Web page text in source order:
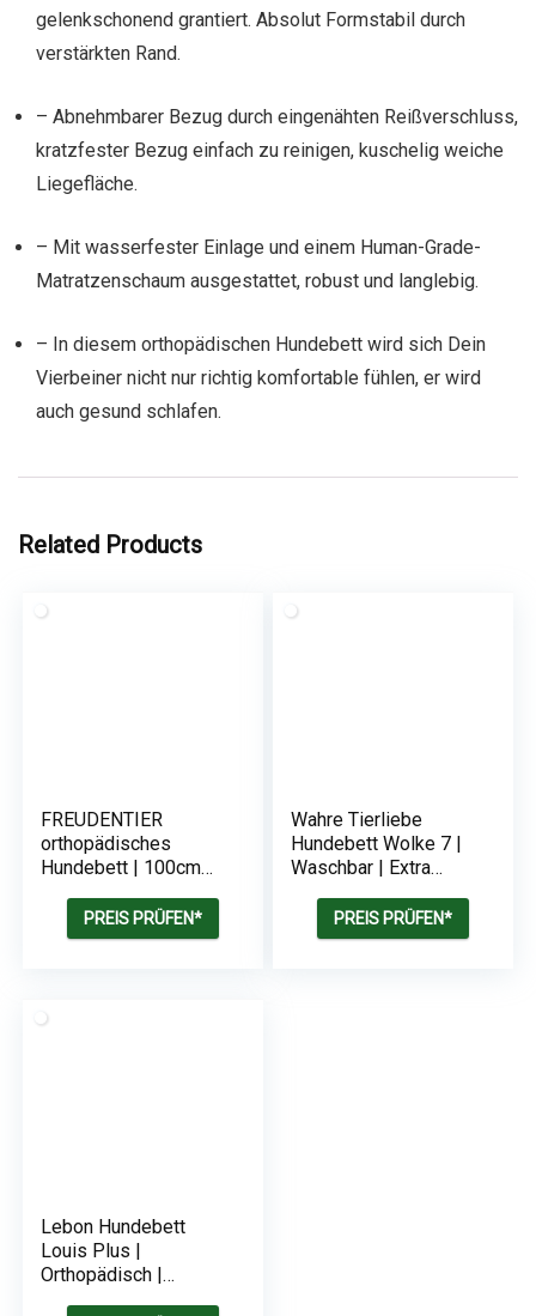
gelenkschonend grantiert. Absolut Formstabil durch
verstärkten Rand.
– Abnehmbarer Bezug durch eingenähten Reißverschluss,
kratzfester Bezug einfach zu reinigen, kuschelig weiche
Liegefläche.
– Mit wasserfester Einlage und einem Human-Grade-
Matratzenschaum ausgestattet, robust und langlebig.
– In diesem orthopädischen Hundebett wird sich Dein
Vierbeiner nicht nur richtig komfortable fühlen, er wird
auch gesund schlafen.
Related Products
FREUDENTIER
orthopädisches
Hundebett | 100cm
waschbar | Memory
Foam
PREIS PRÜFEN*
Wahre Tierliebe
Hundebett Wolke 7 |
Waschbar | Extra
PREIS PRÜFEN*
Lebon Hundebett
Louis Plus |
Orthopädisch |